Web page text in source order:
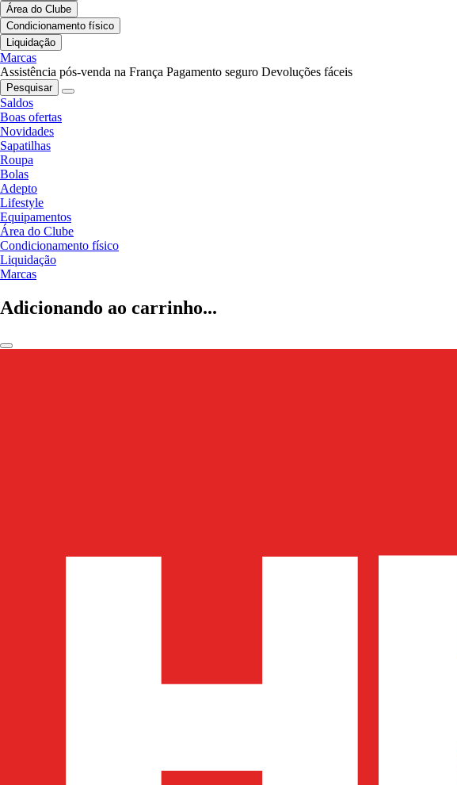
Área do Clube
Condicionamento físico
Liquidação
Marcas
Assistência pós-venda na França Pagamento seguro Devoluções fáceis
Pesquisar
Saldos
Boas ofertas
Novidades
Sapatilhas
Roupa
Bolas
Adepto
Lifestyle
Equipamentos
Área do Clube
Condicionamento físico
Liquidação
Marcas
Adicionando ao carrinho...